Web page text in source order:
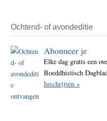
Ochtend- of avondeditie
Abonneer je
Elke dag gratis een
Boeddhistisch
Inschrijven »